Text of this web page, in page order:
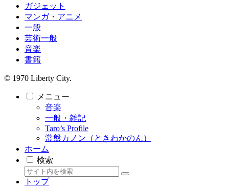
ガジェット
マンガ・アニメ
一般
芸術一般
音楽
書籍
© 1970 Liberty City.
メニュー
音楽
一般・雑記
Taro’s Profile
常盤カノン（ときわかのん）
ホーム
検索
トップ